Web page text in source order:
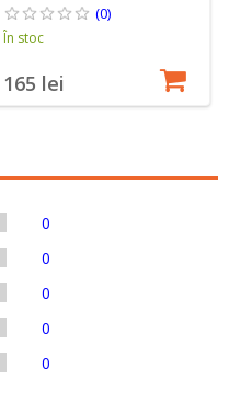
(0)
În stoc
165 lei
0
0
0
0
0